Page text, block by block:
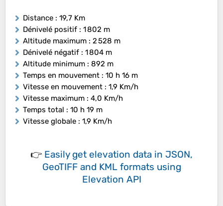
Distance : 19,7 Km
Dénivelé positif : 1 802 m
Altitude maximum : 2 528 m
Dénivelé négatif : 1 804 m
Altitude minimum : 892 m
Temps en mouvement : 10 h 16 m
Vitesse en mouvement : 1,9 Km/h
Vitesse maximum : 4,0 Km/h
Temps total : 10 h 19 m
Vitesse globale : 1,9 Km/h
👉 Easily get elevation data in JSON,
GeoTIFF and KML formats using
Elevation API